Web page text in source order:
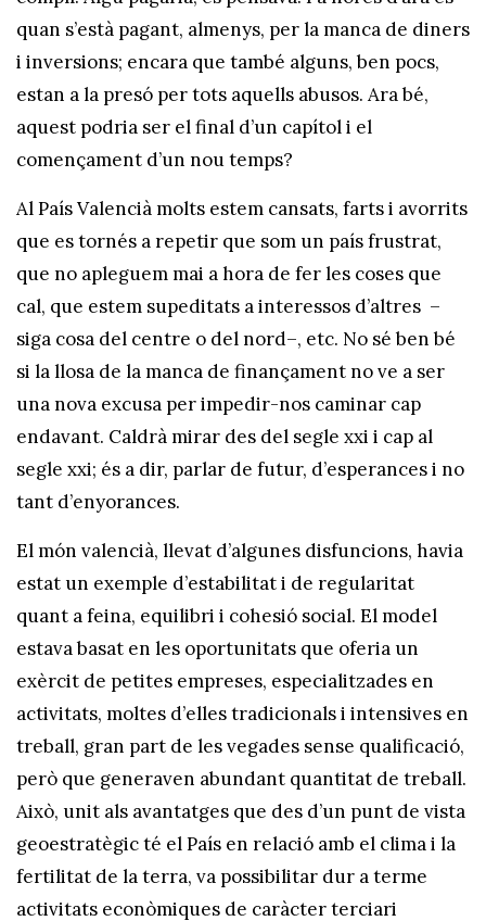
quan s’està pagant, almenys, per la manca de diners
i inversions; encara que també alguns, ben pocs,
estan a la presó per tots aquells abusos. Ara bé,
aquest podria ser el final d’un capítol i el
començament d’un nou temps?
Al País Valencià molts estem cansats, farts i avorrits
que es tornés a repetir que som un país frustrat,
que no apleguem mai a hora de fer les coses que
cal, que estem supeditats a interessos d’altres –
siga cosa del centre o del nord–, etc. No sé ben bé
si la llosa de la manca de finançament no ve a ser
una nova excusa per impedir-nos caminar cap
endavant. Caldrà mirar des del segle xxi i cap al
segle xxi; és a dir, parlar de futur, d’esperances i no
tant d’enyorances.
El món valencià, llevat d’algunes disfuncions, havia
estat un exemple d’estabilitat i de regularitat
quant a feina, equilibri i cohesió social. El model
estava basat en les oportunitats que oferia un
exèrcit de petites empreses, especialitzades en
activitats, moltes d’elles tradicionals i intensives en
treball, gran part de les vegades sense qualificació,
però que generaven abundant quantitat de treball.
Això, unit als avantatges que des d’un punt de vista
geoestratègic té el País en relació amb el clima i la
fertilitat de la terra, va possibilitar dur a terme
activitats econòmiques de caràcter terciari